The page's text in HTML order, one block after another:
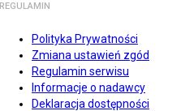
REGULAMIN
Polityka Prywatności
Zmiana ustawień zgód
Regulamin serwisu
Informacje o nadawcy
Deklaracja dostępności